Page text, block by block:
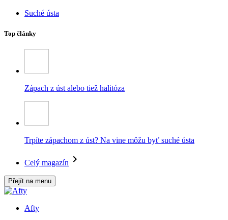
Suché ústa
Top články
Zápach z úst alebo tiež halitóza
Trpíte zápachom z úst? Na vine môžu byť suché ústa
Celý magazín
Přejít na menu
Afty